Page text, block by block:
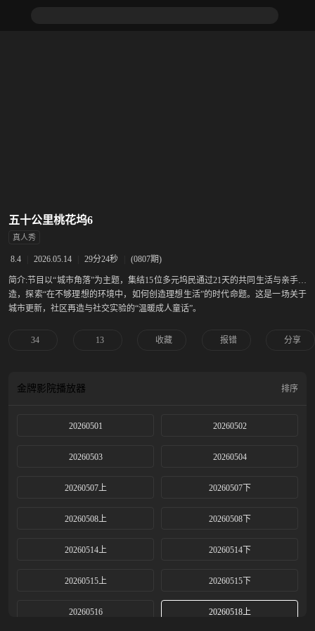
五十公里桃花坞6
真人秀
8.4 2026.05.14 29分24秒 (0807期)
简介:节目以“城市角落”为主题，集结15位多元坞民通过21天的共同生活与亲手建
造，探索“在不够理想的环境中，如何创造理想生活”的时代命题。这是一场关于
城市更新，社区再造与社交实验的“温暖成人童话”。
34 13 收藏 报错 分享
金牌影院播放器 排序
20260501 20260502
20260503 20260504
20260507上 20260507下
20260508上 20260508下
20260514上 20260514下
20260515上 20260515下
20260516 20260518上